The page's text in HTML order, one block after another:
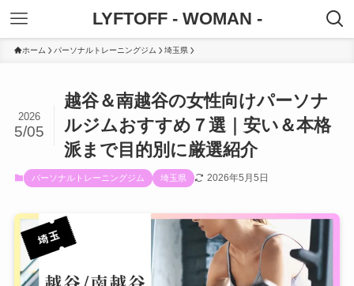
LYFTOFF - WOMAN -
ホーム パーソナルトレーニングジム 埼玉県
越谷＆南越谷の女性向けパーソナ
ルジムおすすめ７選｜安い＆本格
派まで目的別に厳選紹介
2026
5/05
パーソナルトレーニングジム 埼玉県 2026年5月5日